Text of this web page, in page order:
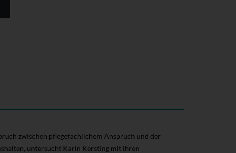
zwischen pflegefachlichem Anspruch und der
untersucht Karin Kersting mit ihren